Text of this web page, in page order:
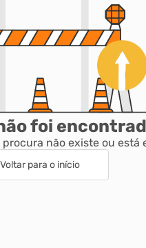
foi
não existe ou está
Voltar para o início